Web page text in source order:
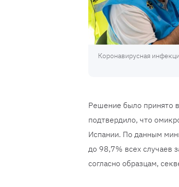
Коронавирусная
Решение было принято
подтвердило, что
Испании. По данным
до 98,7% всех случаев
согласно образцам,